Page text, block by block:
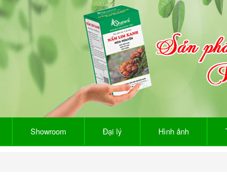
Showroom Đại lý Hình ảnh